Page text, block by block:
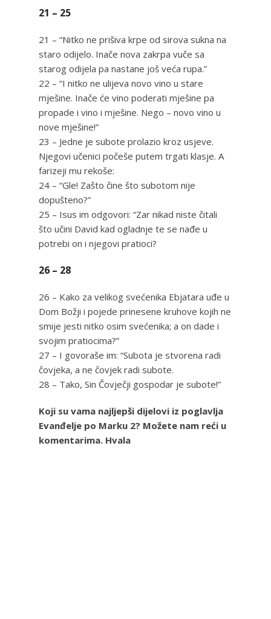
21 – 25
21 – “Nitko ne prišiva krpe od sirova sukna na
staro odijelo. Inače nova zakrpa vuče sa
starog odijela pa nastane još veća rupa.”
22 – “I nitko ne ulijeva novo vino u stare
mješine. Inače će vino poderati mješine pa
propade i vino i mješine. Nego – novo vino u
nove mješine!”
23 – Jedne je subote prolazio kroz usjeve.
Njegovi učenici počeše putem trgati klasje. A
farizeji mu rekoše:
24 – “Gle! Zašto čine što subotom nije
dopušteno?”
25 – Isus im odgovori: “Zar nikad niste čitali
što učini David kad ogladnje te se nađe u
potrebi on i njegovi pratioci?
26 – 28
26 – Kako za velikog svećenika Ebjatara uđe u
Dom Božji i pojede prinesene kruhove kojih ne
smije jesti nitko osim svećenika; a on dade i
svojim pratiocima?”
27 – I govoraše im: “Subota je stvorena radi
čovjeka, a ne čovjek radi subote.
28 – Tako, Sin Čovječji gospodar je subote!”
Koji su vama najljepši dijelovi iz poglavlja
Evanđelje po Marku 2? Možete nam reći u
komentarima. Hvala